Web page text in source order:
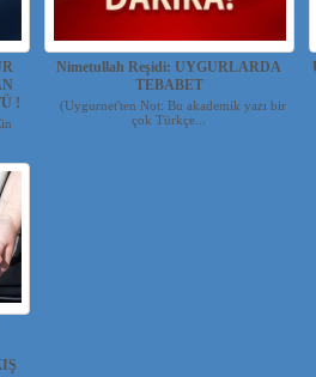
!
Nimetullah Reşidi: UYGURLARDA
TEBABET
(Uygurnet'ten Not: Bu akademik yazı bir
çok Türkçe...